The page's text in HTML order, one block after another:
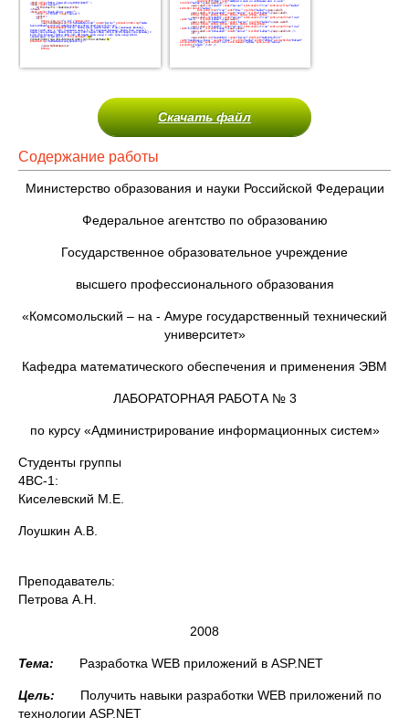
Скачать файл
Содержание работы
Министерство образования и науки Российской Федерации
Федеральное агентство по образованию
Государственное образовательное учреждение
высшего профессионального образования
«Комсомольский – на - Амуре государственный технический
университет»
Кафедра математического обеспечения и применения ЭВМ
ЛАБОРАТОРНАЯ РАБОТА № 3
по курсу «Администрирование информационных систем»
Студенты группы
4ВС-1:
Киселевский М.Е.
Лоушкин А.В.
Петрова А.Н.
2008
Тема: Разработка WEB приложений в ASP.NET
Цель: Получить навыки разработки WEB приложений по
технологии ASP.NET